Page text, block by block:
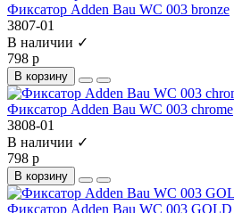
Фиксатор Adden Bau WC 003 bronze
3807-01
В наличии ✓
798 р
В корзину
Фиксатор Adden Bau WC 003 chrome
3808-01
В наличии ✓
798 р
В корзину
Фиксатор Adden Bau WC 003 GOLD